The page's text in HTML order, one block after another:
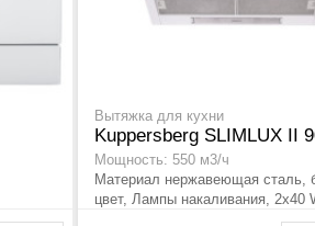
Вытяжка для кухни
Kuppersberg SLIMLUX II
Мощность: 550 м3/ч
Материал нержавеющая сталь,
цвет, Лампы накаливания, 2x40